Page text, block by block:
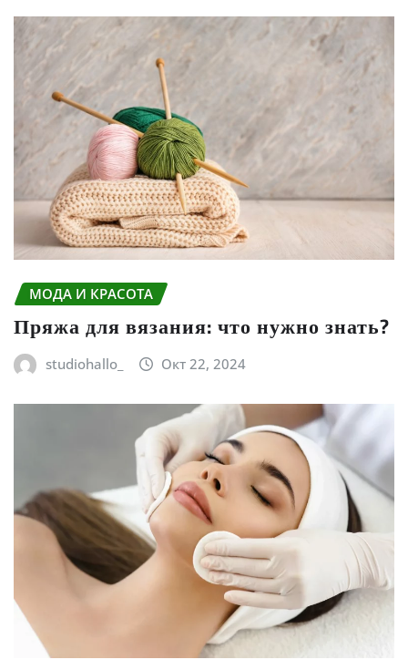
МОДА И КРАСОТА
Пряжа для вязания: что нужно знать?
studiohallo_ Окт 22, 2024